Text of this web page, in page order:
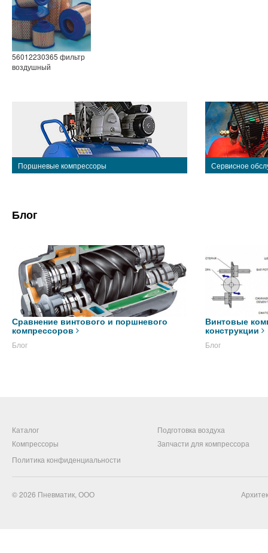
56012230365 фильтр
воздушный
Поршневые компрессоры Сервисное
Блог
Сравнение винтового и поршневого
компрессоров
Блог
Винтовые
конструкции
Блог
Каталог
Компрессоры
Подготовка воздуха
Запчасти для компрессора
Политика конфиденциальности
© 2026 Пневматик, ООО